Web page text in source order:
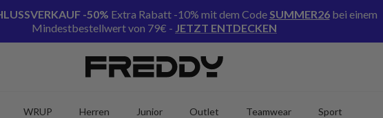
-50% Extra Rabatt -10% mit dem CodeSUMMER26bei einem
Mindestbestellwert von 79€ - JETZT ENTDECKEN
WRUP Herren Junior Outlet Teamwear Sport